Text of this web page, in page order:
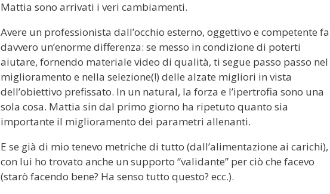
Mattia sono arrivati i veri cambiamenti.
Avere un professionista dall’occhio esterno, oggettivo e competente fa
davvero un’enorme differenza: se messo in condizione di poterti
aiutare, fornendo materiale video di qualità, ti segue passo passo nel
miglioramento e nella selezione(!) delle alzate migliori in vista
dell’obiettivo prefissato. In un natural, la forza e l’ipertrofia sono una
sola cosa. Mattia sin dal primo giorno ha ripetuto quanto sia
importante il miglioramento dei parametri allenanti.
E se già di mio tenevo metriche di tutto (dall’alimentazione ai carichi),
con lui ho trovato anche un supporto “validante” per ciò che facevo
(starò facendo bene? Ha senso tutto questo? ecc.).